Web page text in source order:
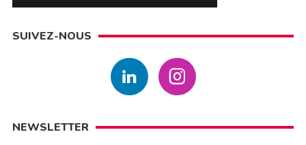
SUIVEZ-NOUS
NEWSLETTER